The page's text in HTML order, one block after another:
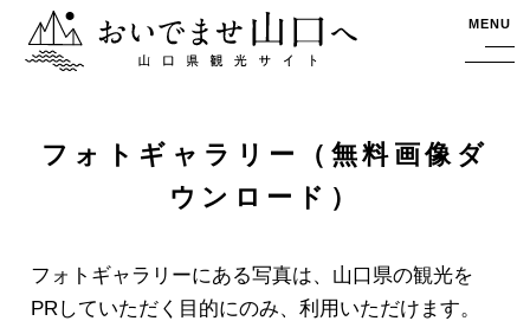
おいでませ山口へー山口県観光サイト MENU
フォトギャラリー（無料画像ダ
ウンロード）
フォトギャラリーにある写真は、山口県の観光を
PRしていただく目的にのみ、利用いただけます。